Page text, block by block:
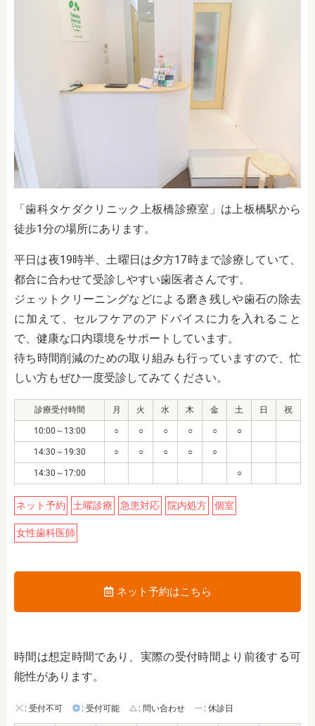
「歯科タケダクリニック上板橋診療室」は上板橋駅から
徒歩1分の場所にあります。
平日は夜19時半、土曜日は夕方17時まで診療していて、
都合に合わせて受診しやすい歯医者さんです。
ジェットクリーニングなどによる磨き残しや歯石の除去
に加えて、セルフケアのアドバイスに力を入れること
で、健康な口内環境をサポートしています。
待ち時間削減のための取り組みも行っていますので、忙
しい方もぜひ一度受診してみてください。
診療受付時間 月 火 水 木 金 土 日 祝
10:00～13:00 ○ ○ ○ ○ ○ ○
14:30～19:30 ○ ○ ○ ○ ○
14:30～17:00 ○
ネット予約 土曜診療 急患対応 院内処方 個室
女性歯科医師
ネット予約はこちら
時間は想定時間であり、実際の受付時間より前後する可
能性があります。
: 受付不可 : 受付可能 : 問い合わせ : 休診日